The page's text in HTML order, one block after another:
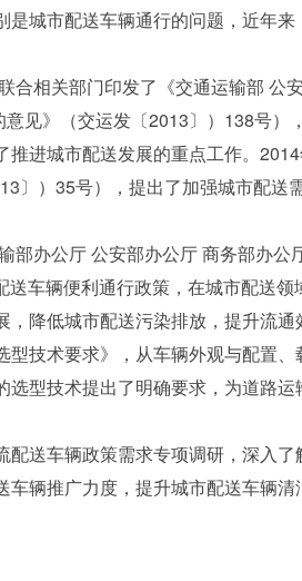
城市配送车辆通行的问题，近年
相关部门印发了《交通运输部 公
见》（交运发〔2013〕）138号）
进城市配送发展的重点工作。
〕）35号），提出了加强城市配送
办公厅 公安部办公厅 商务部办公
车辆便利通行政策，在城市配送
降低城市配送污染排放，提升流通
技术要求》，从车辆外观与配置、
型技术提出了明确要求，为道路
送车辆政策需求专项调研，深入了
辆推广力度，提升城市配送车辆